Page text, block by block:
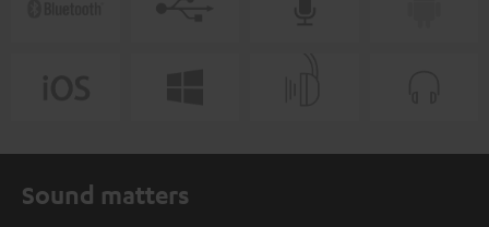
Sound matters